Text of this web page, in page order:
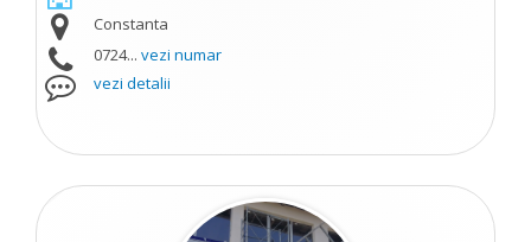
Constanta
0724... vezi numar
vezi detalii